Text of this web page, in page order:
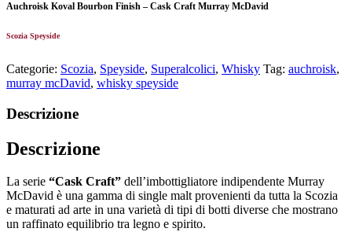
Auchroisk Koval Bourbon Finish – Cask Craft Murray McDavid
Scozia Speyside
Categorie: Scozia, Speyside, Superalcolici, Whisky Tag: auchroisk,
murray mcDavid, whisky speyside
Descrizione
Descrizione
La serie “Cask Craft” dell’imbottigliatore indipendente Murray
McDavid è una gamma di single malt provenienti da tutta la Scozia
e maturati ad arte in una varietà di tipi di botti diverse che mostrano
un raffinato equilibrio tra legno e spirito.